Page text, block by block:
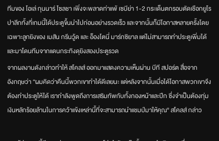
ทีมของ โอเล่ กุนนาร์ โซลชา เพิ่งจะพลาดท่าแพ้ เซบีย่า 1-2 กระเด็นตกรอบตัดเชือกยูโร
ปาลีกทั้งที่เกมนี้ได้ประตูขึ้นนำไปก่อนอย่างรวดเร็ว และจากนั้นก็มีโอกาสหลายครั้งโดย
เฉพาะลูกยิงของ เมสัน กรีนวู้ด และ อ็องโตนี่ มาร์กซิยาล แต่ไม่สามารถทำประตูเพิ่มได้
และมาโดนทีมจากแดนกระทิงดุยิงสองประตูรวด
จากผลงานดังกล่าวทำให้ สโคลส์ ออกมาแสดงความเห็นผ่าน บีที สปอร์ต สื่อจาก
อังกฤษว่า “ผมคิดว่าคืนนี้พวกเขาทำได้ดีเลยนะ แต่หลังจากนั้นเมื่อได้โอกาสพวกเขาจึง
ต้องทำประตูให้ได้ เรากำลังพูดถึงการเสริมทัพกับทั้งกองหน้าและปีก ซึ่งจำเป็นต้องทุ่ม
เงินหลักร้อยล้านในการคว้าแข้งเหล่านี้ที่จะสามารถนำแชมป์มาให้คุณ” สโคลส์ กล่าว